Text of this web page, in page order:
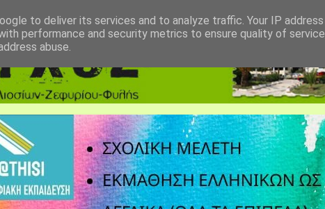
to deliver its services and to analyze traffic. Your IP
performance and security metrics to ensure quality of
abuse.